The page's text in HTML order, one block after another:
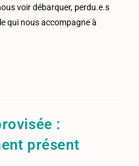
voir débarquer, perdu.e.s
qui nous accompagne à
:
présent